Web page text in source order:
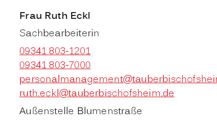
Frau Ruth Eckl
Sachbearbeiterin
09341 803-1201
09341 803-7000
ruth.eckl@tauberbischofsheim.de
Außenstelle Blumenstraße